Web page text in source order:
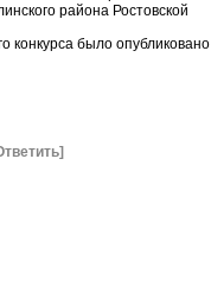
района Ростовской
конкурса было опубликовано